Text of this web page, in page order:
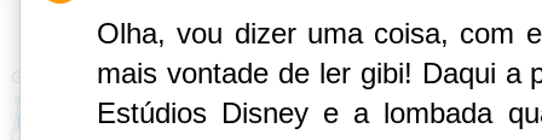
Olha, vou dizer uma coisa, com
mais vontade de ler gibi! Daqui a
Estúdios Disney e a lombada